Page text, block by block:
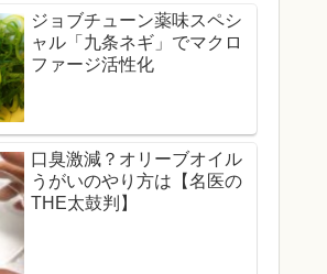
ジョブチューン薬味スペシ
ャル「九条ネギ」でマクロ
ファージ活性化
口臭激減？オリーブオイル
うがいのやり方は【名医の
THE太鼓判】